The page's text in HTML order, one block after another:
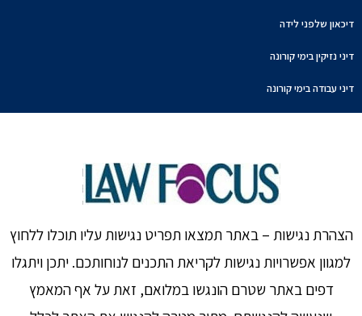
דיכאון שלפני לידה
דיני נזיקין בימי קורונה
דיני עבודה בימי קורונה
הצהרת נגישות – באתר תמצאו תפריט נגישות עליו תוכלו ללחוץ
למגוון אפשרויות נגישות לקריאת התכנים לנוחותכם. יתכן ויתגלו
דפים באתר שטרם הונגשו במלואם, זאת על אף המאמץ